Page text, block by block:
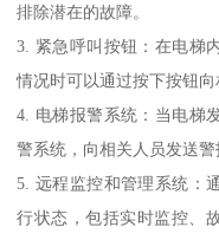
排除潜在的故障。
3. 紧急呼叫按钮：在电梯
情况时可以通过按下按钮向
4. 电梯报警系统：当电梯
警系统，向相关人员发送
5. 远程监控和管理系统：
行状态，包括实时监控、